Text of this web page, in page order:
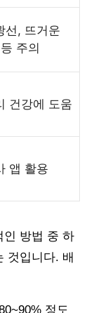
선, 뜨거운
주의
건강에 도움
앱 활용
인 방법 중 하
것입니다. 배
정도